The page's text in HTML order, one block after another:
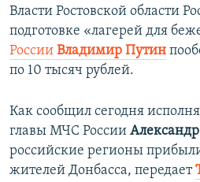
Власти Ростовской области
подготовке «лагерей для
России Владимир Путин
по 10 тысяч рублей.
Как сообщил сегодня
главы МЧС России
российские регионы
жителей Донбасса, передает